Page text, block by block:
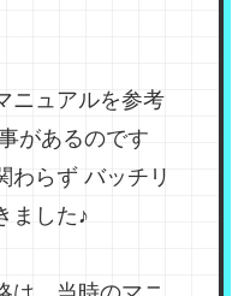
ニュアルを参考
があるのです
わらず バッチリ
ました♪